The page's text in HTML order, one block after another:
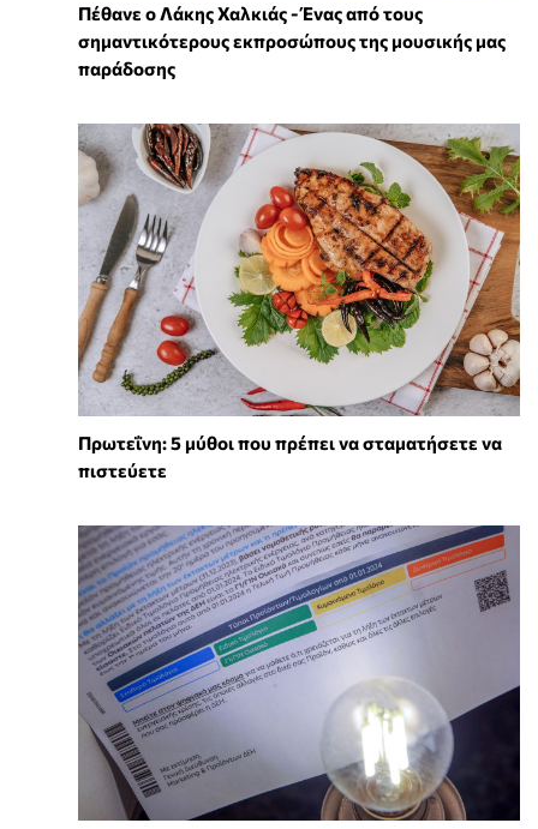
Πέθανε ο Λάκης Χαλκιάς - Ένας από τους
σημαντικότερους εκπροσώπους της μουσικής μας
παράδοσης
Πρωτεΐνη: 5 μύθοι που πρέπει να σταματήσετε να
πιστεύετε